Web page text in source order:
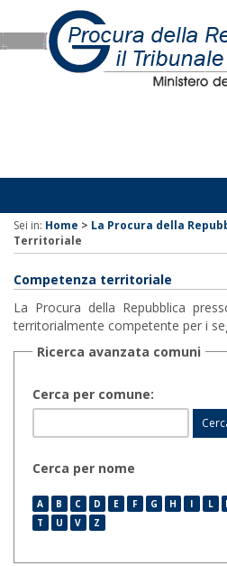
Sei in: Home > La Procura della
Territoriale
Competenza territoriale
La Procura della Repubblica
territorialmente competente per i
Ricerca avanzata comuni
Cerca per comune:
Cerca per nome
A B C D E F G H I L
T
U V Z